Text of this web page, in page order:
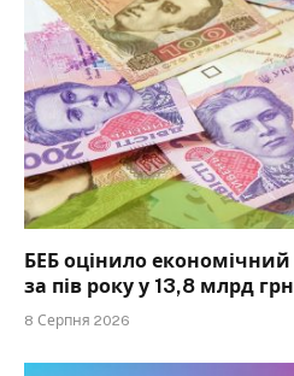
БЕБ оцінило економічний
за пів року у 13,8 млрд грн
8 Серпня 2026